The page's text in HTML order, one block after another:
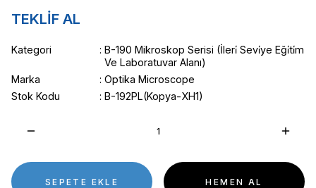
TEKLİF AL
Kategori
B-190 Mikroskop Serisi (İleri̇ Sevi̇ye Eği̇ti̇m
Ve Laboratuvar Alanı)
Marka
Optika Microscope
Stok Kodu
B-192PL(Kopya-XH1)
SEPETE EKLE HEMEN AL